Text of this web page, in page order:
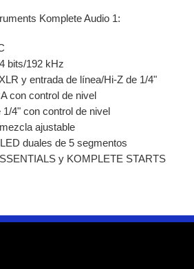
Komplete Audio 1:
bits/192 kHz
y entrada de línea/Hi-Z de 1/4"
con control de nivel
4" con control de nivel
ajustable
duales de 5 segmentos
y KOMPLETE STARTS